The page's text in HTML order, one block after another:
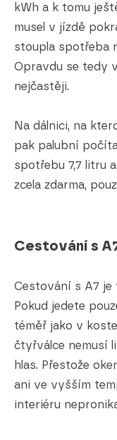
kWh a k tomu
musel v jízdě
stoupla spotřeba
Opravdu se tedy
nejčastěji.
Na dálnici, na
pak palubní
spotřebu 7,7 litru
zcela zdarma,
Cestování s
Cestování s A7 je
Pokud jedete
téměř jako v
čtyřválce nemusí
hlas. Přestože
ani ve vyšším
interiéru